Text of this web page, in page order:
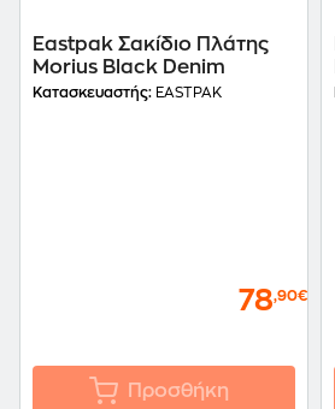
Eastpak Σακίδιο Πλάτης
Morius Black Denim
Κατασκευαστής: EASTPAK
78,90€
Προσθήκη